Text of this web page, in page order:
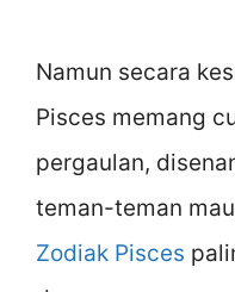
Namun secara
Pisces memang
pergaulan,
teman-teman
Zodiak Pisces